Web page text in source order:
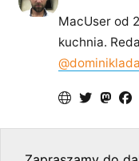
MacUser od
kuchnia.
@dominiklada